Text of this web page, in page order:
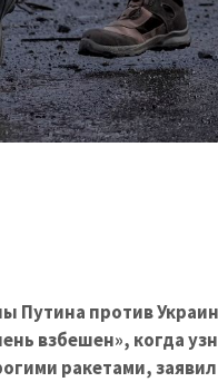
Путина против
взбешен», когда
ракетами,